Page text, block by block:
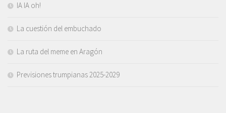
IA IA oh!
La cuestión del embuchado
La ruta del meme en Aragón
Previsiones trumpianas 2025-2029